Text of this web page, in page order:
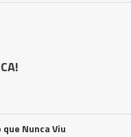
Nunca Viu